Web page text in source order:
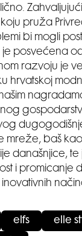
pruža
bi mogli
je posvećena
razvoju je
hrvatskoj
mreže, baš
današnjice, te
i promicanje
elfs elle